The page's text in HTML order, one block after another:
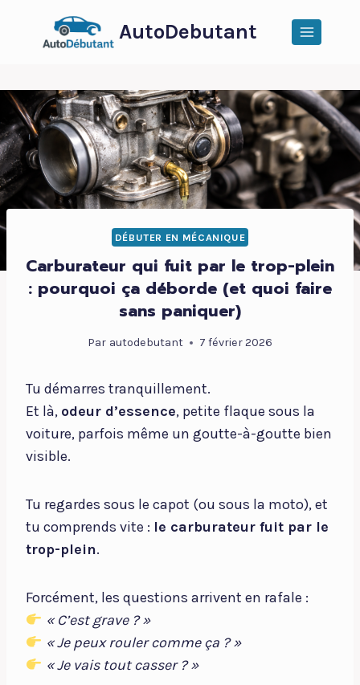
AutoDebutant
DÉBUTER EN MÉCANIQUE
Carburateur qui fuit par le trop-plein
: pourquoi ça déborde (et quoi faire
sans paniquer)
Par autodebutant 7 février 2026
Tu démarres tranquillement.
Et là, odeur d’essence, petite flaque sous la
voiture, parfois même un goutte-à-goutte bien
visible.
Tu regardes sous le capot (ou sous la moto), et
tu comprends vite : le carburateur fuit par le
trop-plein.
Forcément, les questions arrivent en rafale :
« C’est grave ? »
« Je peux rouler comme ça ? »
« Je vais tout casser ? »